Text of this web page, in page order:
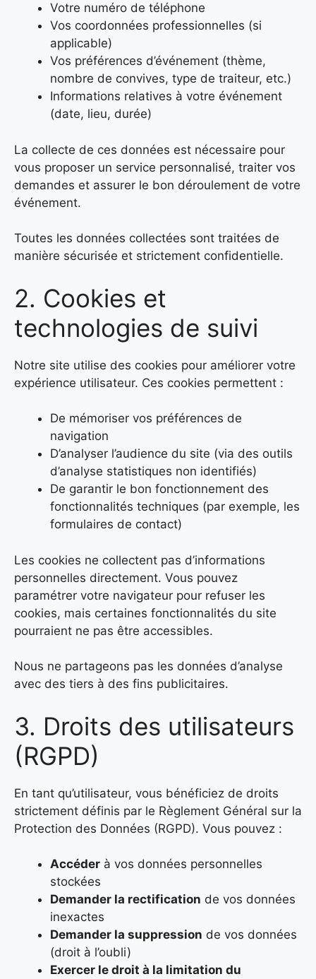
Votre numéro de téléphone
Vos coordonnées professionnelles (si
applicable)
Vos préférences d’événement (thème,
nombre de convives, type de traiteur, etc.)
Informations relatives à votre événement
(date, lieu, durée)
La collecte de ces données est nécessaire pour
vous proposer un service personnalisé, traiter vos
demandes et assurer le bon déroulement de votre
événement.
Toutes les données collectées sont traitées de
manière sécurisée et strictement confidentielle.
2. Cookies et
technologies de suivi
Notre site utilise des cookies pour améliorer votre
expérience utilisateur. Ces cookies permettent :
De mémoriser vos préférences de
navigation
D’analyser l’audience du site (via des outils
d’analyse statistiques non identifiés)
De garantir le bon fonctionnement des
fonctionnalités techniques (par exemple, les
formulaires de contact)
Les cookies ne collectent pas d’informations
personnelles directement. Vous pouvez
paramétrer votre navigateur pour refuser les
cookies, mais certaines fonctionnalités du site
pourraient ne pas être accessibles.
Nous ne partageons pas les données d’analyse
avec des tiers à des fins publicitaires.
3. Droits des utilisateurs
(RGPD)
En tant qu’utilisateur, vous bénéficiez de droits
strictement définis par le Règlement Général sur la
Protection des Données (RGPD). Vous pouvez :
Accéder à vos données personnelles
stockées
Demander la rectification de vos données
inexactes
Demander la suppression de vos données
(droit à l’oubli)
Exercer le droit à la limitation du